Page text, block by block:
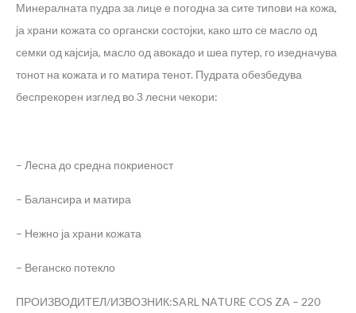
Минералната пудра за лице е погодна за сите типови на кожа,
ја храни кожата со органски состојки, како што се масло од
семки од кајсија, масло од авокадо и шеа путер, го изедначува
тонот на кожата и го матира тенот. Пудрата обезбедува
беспрекорен изглед во 3 лесни чекори:
– Лесна до средна покриеност
– Балансира и матира
– Нежно ја храни кожата
– Веганско потекло
ПРОИЗВОДИТЕЛ/ИЗВОЗНИК:SARL NATURE COS ZA – 220